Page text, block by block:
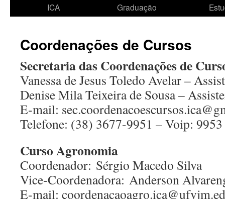
ICA
Graduação
Coordenações de Cursos
Secretaria das Coordenações de
Vanessa de Jesus Toledo Avelar –
Denise Mila Teixeira de Sousa –
E-mail:
Telefone: (38) 3677-9951 – Voip: 9953
Curso Agronomia
Coordenador: Sérgio Macedo Silva
Vice-Coordenadora: Anderson
E-mail: